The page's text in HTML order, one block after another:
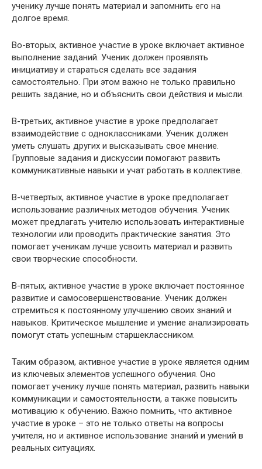
ученику лучше понять материал и запомнить его на
долгое время.
Во-вторых, активное участие в уроке включает активное
выполнение заданий. Ученик должен проявлять
инициативу и стараться сделать все задания
самостоятельно. При этом важно не только правильно
решить задание, но и объяснить свои действия и мысли.
В-третьих, активное участие в уроке предполагает
взаимодействие с одноклассниками. Ученик должен
уметь слушать других и высказывать свое мнение.
Групповые задания и дискуссии помогают развить
коммуникативные навыки и учат работать в коллективе.
В-четвертых, активное участие в уроке предполагает
использование различных методов обучения. Ученик
может предлагать учителю использовать интерактивные
технологии или проводить практические занятия. Это
помогает ученикам лучше усвоить материал и развить
свои творческие способности.
В-пятых, активное участие в уроке включает постоянное
развитие и самосовершенствование. Ученик должен
стремиться к постоянному улучшению своих знаний и
навыков. Критическое мышление и умение анализировать
помогут стать успешным старшеклассником.
Таким образом, активное участие в уроке является одним
из ключевых элементов успешного обучения. Оно
помогает ученику лучше понять материал, развить навыки
коммуникации и самостоятельности, а также повысить
мотивацию к обучению. Важно помнить, что активное
участие в уроке – это не только ответы на вопросы
учителя, но и активное использование знаний и умений в
реальных ситуациях.